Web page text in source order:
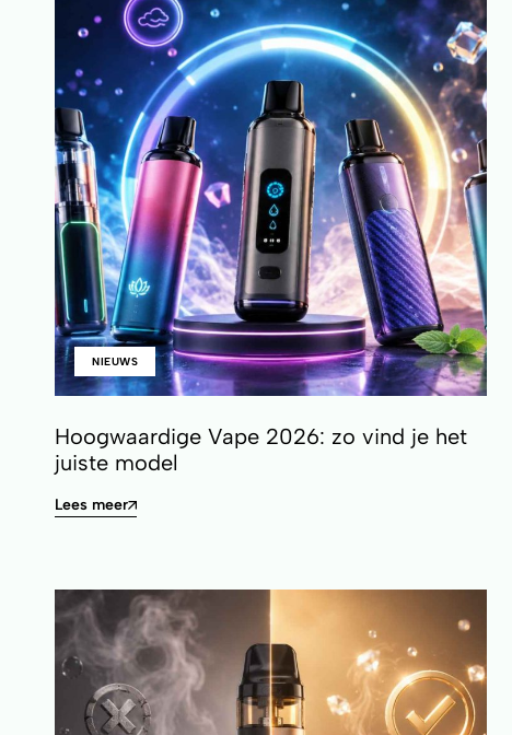
NIEUWS
Hoogwaardige Vape 2026: zo vind je het
juiste model
Lees meer